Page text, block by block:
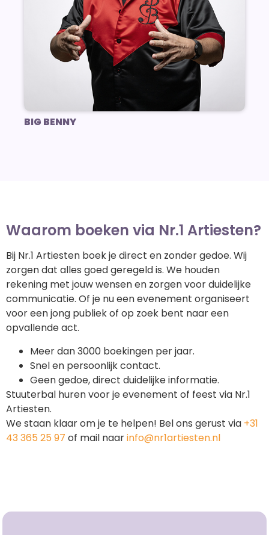
BIG BENNY
Waarom boeken via Nr.1 Artiesten?
Bij Nr.1 Artiesten boek je direct en zonder gedoe. Wij
zorgen dat alles goed geregeld is. We houden
rekening met jouw wensen en zorgen voor duidelijke
communicatie. Of je nu een evenement organiseert
voor een jong publiek of op zoek bent naar een
opvallende act.
Meer dan 3000 boekingen per jaar.
Snel en persoonlijk contact.
Geen gedoe, direct duidelijke informatie.
Stuuterbal huren voor je evenement of feest via Nr.1
Artiesten.
We staan klaar om je te helpen! Bel ons gerust via +31
43 365 25 97 of mail naarinfo@nr1artiesten.nl